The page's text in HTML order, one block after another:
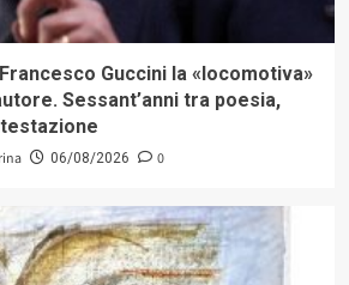
Guccini la «locomotiva»
Sessant’anni tra poesia,
06/08/2026 0